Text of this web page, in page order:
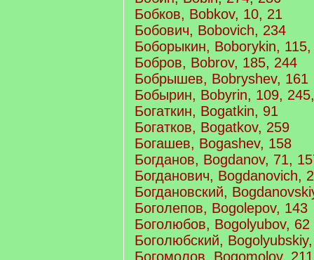
Бобков, Bobkov, 10, 21
Бобович, Bobovich, 234
Боборыкин, Boborykin,
Бобров, Bobrov, 185, 244
Бобрышев, Bobryshev, 161
Бобырин, Bobyrin, 109,
Богаткин, Bogatkin, 91
Богатков, Bogatkov, 259
Богашев, Bogashev, 158
Богданов, Bogdanov, 71,
Богданович, Bogdanovich,
Богдановский,
Боголепов, Bogolepov, 143
Боголюбов, Bogolyubov, 62
Боголюбский,
Богомолов, Bogomolov, 211